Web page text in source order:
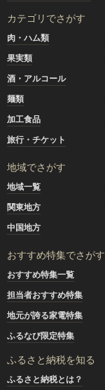
カテゴリでさがす
肉・ハム類
果実類
酒・アルコール
麺類
加工食品
旅行・チケット
地域でさがす
地域一覧
関東地方
中国地方
おすすめ特集でさがす
おすすめ特集一覧
担当者おすすめ特集
地元が誇る家電特集
ふるなび限定特集
ふるさと納税を知る
ふるさと納税とは？